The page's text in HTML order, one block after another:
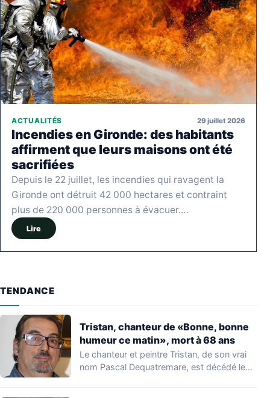
ACTUALITÉS 29 juillet 2026
Incendies en Gironde: des habitants
affirment que leurs maisons ont été
sacrifiées
Depuis le 22 juillet, les incendies qui ravagent la
Gironde ont détruit 42 000 hectares et contraint
plus de 220 000 personnes à évacuer.…
Lire
TENDANCE
Tristan, chanteur de «Bonne, bonne
humeur ce matin», mort à 68 ans
Le chanteur et peintre Tristan, de son vrai
nom Pascal Dequatremare, est décédé le…